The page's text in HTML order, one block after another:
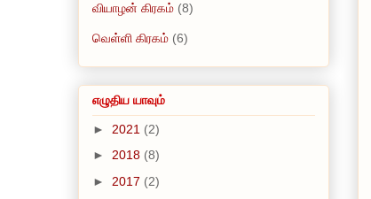
வியாழன் கிரகம் (8)
வெள்ளி கிரகம் (6)
எழுதிய யாவும்
► 2021 (2)
► 2018 (8)
► 2017 (2)